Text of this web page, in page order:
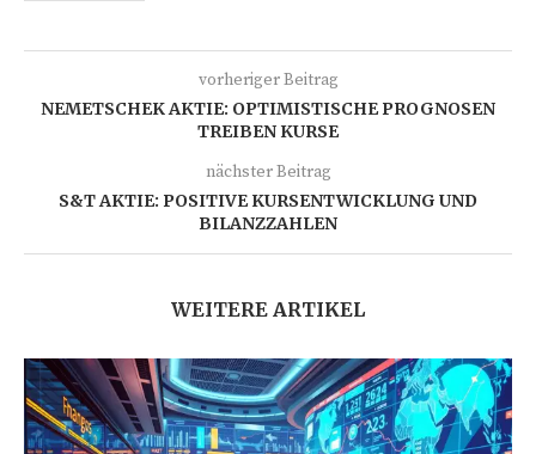
vorheriger Beitrag
NEMETSCHEK AKTIE: OPTIMISTISCHE PROGNOSEN
TREIBEN KURSE
nächster Beitrag
S&T AKTIE: POSITIVE KURSENTWICKLUNG UND
BILANZZAHLEN
WEITERE ARTIKEL